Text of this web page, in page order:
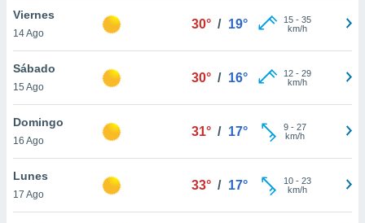
de
disponible
cookies
aceptar
Viernes
14 Ago
30° / 19° 15- 35
km/h
Sábado
15 Ago
30° / 16° 12- 29
km/h
Domingo
16 Ago
31° / 17° 9- 27
km/h
Lunes
17 Ago
33° / 17° 10- 23
km/h